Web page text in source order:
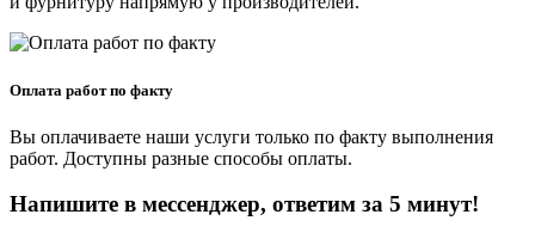
Оплата работ по факту
Вы оплачиваете наши услуги только по факту выполнения
работ. Доступны разные способы оплаты.
Напишите в мессенджер, ответим за 5 минут!